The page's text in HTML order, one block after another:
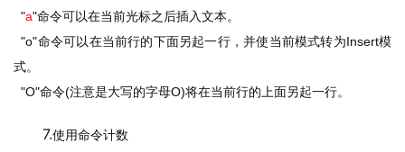
"a"命令可以在当前光标之后插入文本。
"o"命令可以在当前行的下面另起一行，并使当前模式转为Insert模
式。
"O"命令(注意是大写的字母O)将在当前行的上面另起一行。
7.使用命令计数